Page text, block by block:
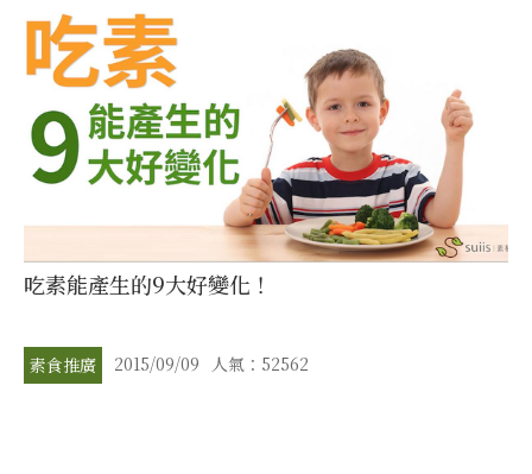
吃素能產生的9大好變化！
素食推廣 2015/09/09 人氣：52562